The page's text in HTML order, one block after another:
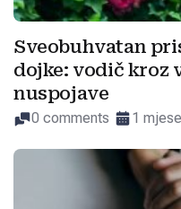
Sveobuhvatan
dojke: vodič kroz
nuspojave
0 comments 1